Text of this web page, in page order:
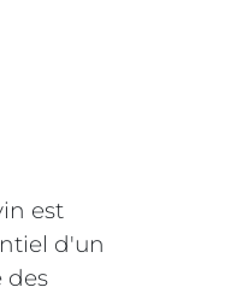
est
d'un
des